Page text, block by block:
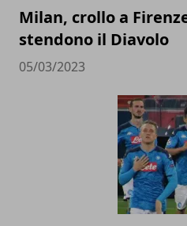
Milan, crollo a
stendono il Diavolo
05/03/2023